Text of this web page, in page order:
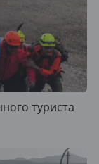
туриста